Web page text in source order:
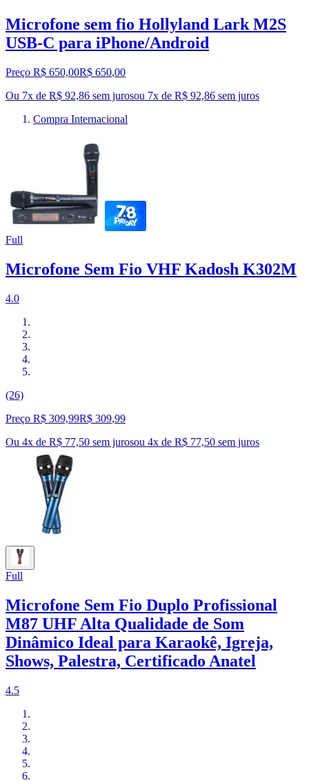
Microfone sem fio Hollyland Lark M2S
USB-C para iPhone/Android
Preço R$ 650,00R$ 650,00
Ou 7x de R$ 92,86 sem jurosou 7x de R$ 92,86 sem juros
Compra Internacional
Full
Microfone Sem Fio VHF Kadosh K302M
4.0
(26)
Preço R$ 309,99R$ 309,99
Ou 4x de R$ 77,50 sem jurosou 4x de R$ 77,50 sem juros
Full
Microfone Sem Fio Duplo Profissional
M87 UHF Alta Qualidade de Som
Dinâmico Ideal para Karaokê, Igreja,
Shows, Palestra, Certificado Anatel
4.5